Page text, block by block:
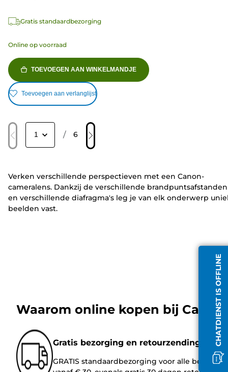
Gratis standaardbezorging
Online op voorraad
TOEVOEGEN AAN WINKELMANDJE
Toevoegen aan verlanglijst
/ 6
CHATDIENST IS OFFLINE
Verken verschillende perspectieven met een Canon-
cameralens. Dankzij de verschillende brandpuntsafstanden
en verschillende diafragma's leg je van elk onderwerp
beelden vast.
Waarom online kopen bij
Gratis bezorging en retourzendingen
GRATIS standaardbezorging voor alle